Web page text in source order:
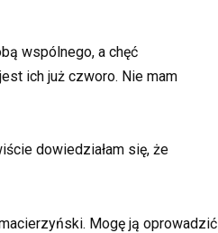
wspólnego, a chęć
ich już czworo. Nie mam
dowiedziałam się, że
Mogę ją oprowadzić